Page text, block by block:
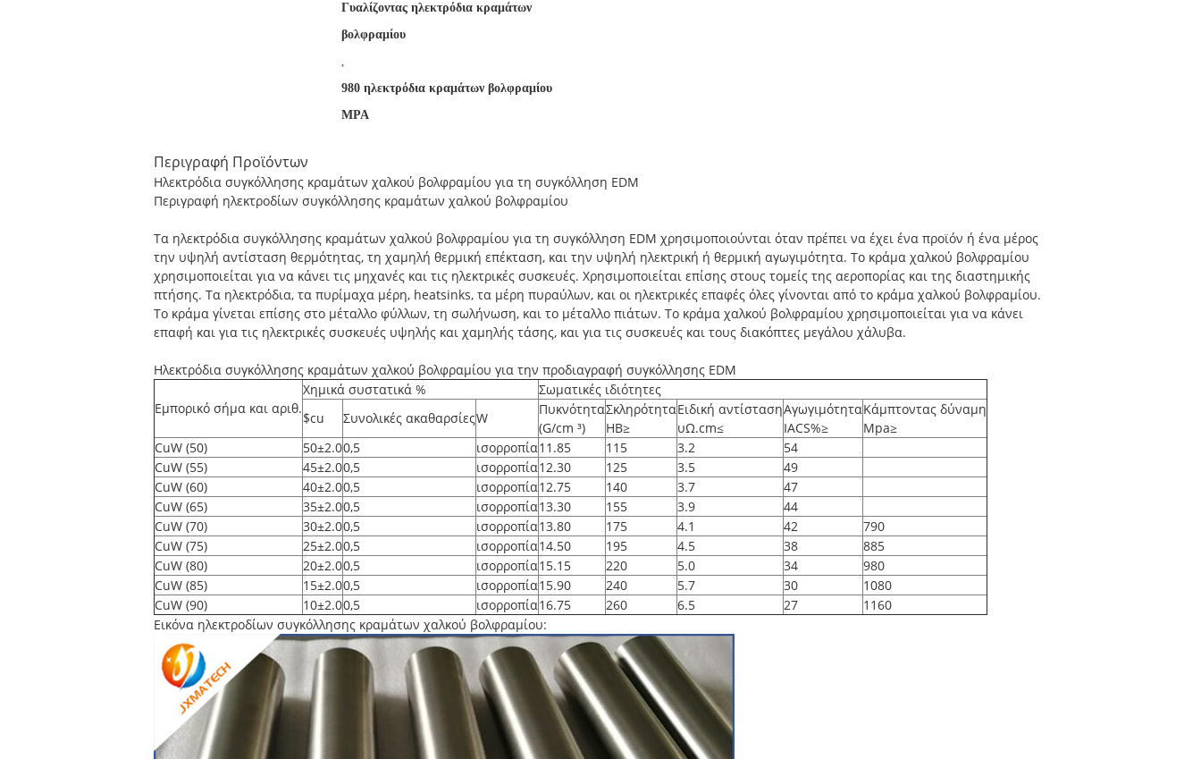
Γυαλίζοντας ηλεκτρόδια κραμάτων
βολφραμίου
,
980 ηλεκτρόδια κραμάτων βολφραμίου
MPA
Περιγραφή Προϊόντων
Ηλεκτρόδια συγκόλλησης κραμάτων χαλκού βολφραμίου για τη συγκόλληση EDM
Περιγραφή ηλεκτροδίων συγκόλλησης κραμάτων χαλκού βολφραμίου
Τα ηλεκτρόδια συγκόλλησης κραμάτων χαλκού βολφραμίου για τη συγκόλληση EDM χρησιμοποιούνται όταν πρέπει να έχει ένα προϊόν ή ένα μέρος
την υψηλή αντίσταση θερμότητας, τη χαμηλή θερμική επέκταση, και την υψηλή ηλεκτρική ή θερμική αγωγιμότητα. Το κράμα χαλκού βολφραμίου
χρησιμοποιείται για να κάνει τις μηχανές και τις ηλεκτρικές συσκευές. Χρησιμοποιείται επίσης στους τομείς της αεροπορίας και της διαστημικής
πτήσης. Τα ηλεκτρόδια, τα πυρίμαχα μέρη, heatsinks, τα μέρη πυραύλων, και οι ηλεκτρικές επαφές όλες γίνονται από το κράμα χαλκού βολφραμίου.
Το κράμα γίνεται επίσης στο μέταλλο φύλλων, τη σωλήνωση, και το μέταλλο πιάτων. Το κράμα χαλκού βολφραμίου χρησιμοποιείται για να κάνει
επαφή και για τις ηλεκτρικές συσκευές υψηλής και χαμηλής τάσης, και για τις συσκευές και τους διακόπτες μεγάλου χάλυβα.
Ηλεκτρόδια συγκόλλησης κραμάτων χαλκού βολφραμίου για την προδιαγραφή συγκόλλησης EDM
Εμπορικό σήμα και αριθ.
Χημικά συστατικά %
Σωματικές ιδιότητες
$cu
Συνολικές ακαθαρσίεςW
Πυκνότητα
(G/cm ³)
Σκληρότητα
HB≥
Ειδική αντίσταση
υΩ.cm≤
Αγωγιμότητα
IACS%≥
Κάμπτοντας δύναμη
Mpa≥
CuW (50)
50±2.00,5 ισορροπία11.85 115 3.2
54
CuW (55)
45±2.00,5 ισορροπία12.30 125 3.5
49
CuW (60)
40±2.00,5 ισορροπία12.75 140 3.7
47
CuW (65)
35±2.00,5 ισορροπία13.30 155 3.9
44
CuW (70)
30±2.00,5 ισορροπία13.80 175 4.1 42
790
CuW (75)
25±2.00,5 ισορροπία14.50 195 4.5 38
885
CuW (80)
20±2.00,5 ισορροπία15.15 220 5.0 34
980
CuW (85)
15±2.00,5 ισορροπία15.90 240 5.7 30
1080
CuW (90)
10±2.00,5 ισορροπία16.75 260 6.5 27
1160
Εικόνα ηλεκτροδίων συγκόλλησης κραμάτων χαλκού βολφραμίου: